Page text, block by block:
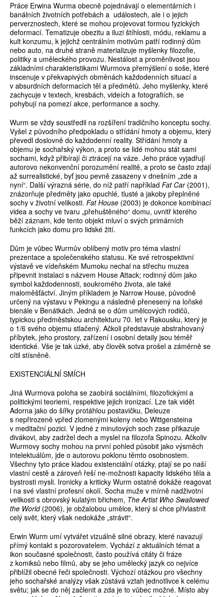
Práce Erwina Wurma obecně pojednávají o elementárních i
banálních životních potřebách a událostech, ale i o jejich
perverznostech, které se mohou projevovat formou fyzických
deformací. Tematizuje obezitu a iluzi štíhlosti, módu, reklamu a
kult konzumu, k jejichž centrálním motivům patří rodinný dům
nebo auto, na druhé straně materializuje myšlenky filozofie,
politiky a uměleckého provozu. Nestálost a proměnlivost jsou
základními charakteristikami Wurmova přemýšlení o soše, které
inscenuje v překvapivých obměnách každodenních situací a
v absurdních deformacích těl a předmětů. Jeho myšlenky, které
zachycuje v textech, kresbách, videích a fotografiích, se
pohybují na pomezí akce, performance a sochy.
Wurm se vždy soustředil na rozšíření tradičního konceptu sochy.
Vyšel z původního předpokladu o střídání hmoty a objemu, který
převedl doslovně do každodenní reality. Střídání hmoty a
objemu je sochařský výkon, a proto se lidé mohou stát sami
sochami, když přibírají či ztrácejí na váze. Jeho práce vyjadřují
autorovo nekonvenční porozumění realitě, a proto se často zdají
až surrealistické, byť jsou pevně zasazeny v dnešním „zde a
nyní“. Další výrazná série, do níž patří například Fat Car(2001),
znázorňuje předměty jako opuchlé, tlusté a jakoby přeplněné
sochy v životní velikosti. Fat House (2003) je dokonce kombinací
videa a sochy ve tvaru „přehuštěného“ domu, uvnitř kterého
běží záznam, kde tento objekt mluví o svých primárních
funkcích jako domu pro lidské žití.
Dům je vůbec Wurmův oblíbený motiv pro téma vlastní
prezentace a společenského statusu. Ke své retrospektivní
výstavě ve vídeňském Mumoku nechal na střechu muzea
připevnit instalaci s názvem House Attack; rodinný dům jako
symbol každodennosti, soukromého života, ale také
maloměšťáctví. Jiným příkladem je Narrow House, původně
určený na výstavu v Pekingu a následně přenesený na loňské
bienále v Benátkách. Jedná se o dům umělcových rodičů,
typickou předměstskou architekturu 70. let v Rakousku, který je
o 1/6 svého objemu stlačený. Ačkoli představuje abstrahovaný
příbytek, jeho prostory, zařízení i osobní detaily jsou téměř
identické. Vše je tak úzké, aby člověk sotva prošel a záměrně se
cítil stísněně.
EXISTENCIÁLNÍ SMÍCH
Jiná Wurmova poloha se zaobírá sociálními, filozofickými a
politickými teoriemi, respektive jejich ironizací. Lze tak vidět
Adorna jako do šířky protáhlou postavičku, Deleuze
s nepřirozeně vpřed zlomenými koleny nebo Wittgensteina
v meditační pozici. V jedné z minutových soch zase přikazuje
divákovi, aby zadržel dech a myslel na filozofa Spinozu. Ačkoliv
Wurmovy sochy mohou na první pohled působit jako výsměch
intelektuálům, jde o autorovu poklonu těmto osobnostem.
Všechny tyto práce kladou existenciální otázky, ptají se po naší
vlastní cestě a zároveň řeší ne-možnosti kapacity lidského těla a
bystrosti mysli. Ironicky a kriticky Wurm ostatně dokáže reagovat
i na své vlastní profesní okolí. Socha muže v mírně nadživotní
velikosti s obrovský kulatým břichem, The Artist Who Swallowed
the World(2006), je obžalobou umělce, který si chce přivlastnit
celý svět, který však nedokáže „strávit“.
Erwin Wurm umí vytvářet vizuálně silné obrazy, které navazují
přímý kontakt s pozorovatelem. Vychází z aktuálních témat a
ikon současné společnosti, často používá citáty či fráze
z komiksů nebo filmů, aby se jeho umělecký jazyk co nejvíce
přiblížil obecné řeči společnosti. Výchozí otázkou pro všechny
jeho sochařské analýzy však zůstává vztah jednotlivce k celému
světu; jak se do něj začlenit a zda je to vůbec možné. Místo aby